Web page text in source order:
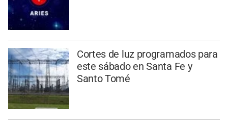
Cortes de luz programados para
este sábado en Santa Fe y
Santo Tomé